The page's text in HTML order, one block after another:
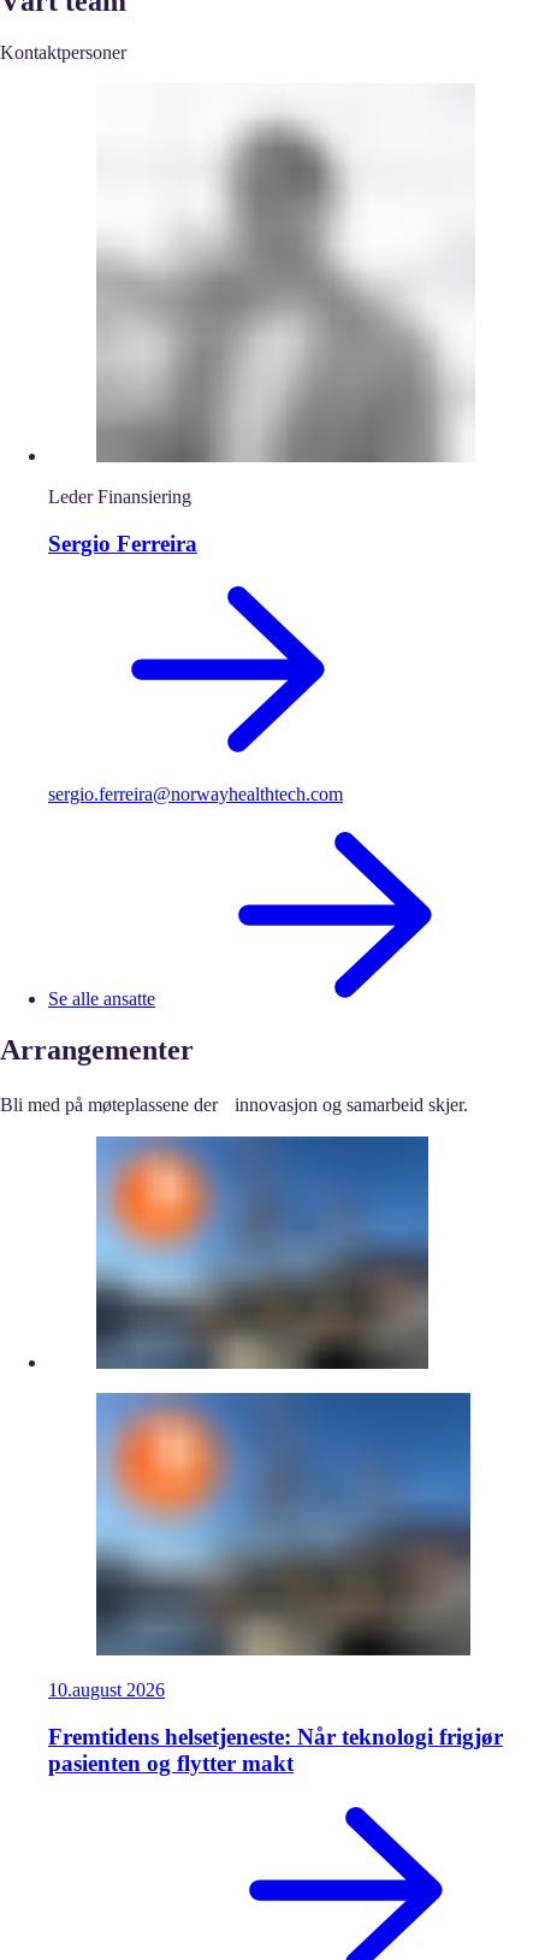
Kontaktpersoner
Leder Finansiering
Sergio Ferreira
sergio.ferreira@norwayhealthtech.com
Se alle ansatte
Arrangementer
Bli med på møteplassene der innovasjon og samarbeid skjer.
10.august 2026
Fremtidens helsetjeneste: Når teknologi frigjør
pasienten og flytter makt